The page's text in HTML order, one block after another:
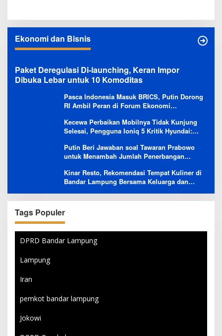
Ekonomi dan Bisnis
Paket Deregulasi Di-launching, Keran Impor
Dibuka Lebar untuk 10 Komoditas
Pasca Indonesia Masuk BRICS, Putin Dorong
RI Ambil Peran di Forum Ekonomi
Kecewa Perbaikan Mobilnya Tidak Kunjung
Selesai, Pengguna Ioniq 5 Kritik Hyundai:
Sales
Putin Beri Jawaban soal Tawaran Prabowo
untuk Menambah Jumlah Penerbangan
Kinar Resto, Rekomendasi Tempat Kuliner di
Bandar Lampung Bersama Keluarga dan
Tags Populer
DPRD Bandar Lampung
Lampung
Iran
pemkot bandar lampung
Jokowi